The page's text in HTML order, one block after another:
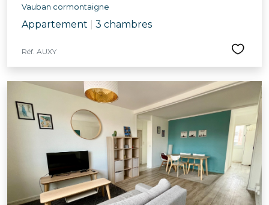
Vauban cormontaigne
Appartement 3 chambres
Réf. AUXY